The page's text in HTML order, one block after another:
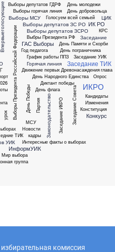
Впервыеголосующие Выборы МСУ
Выборы Президента Российской Федерации
Выборы горячая линия
Выборы депутатов ГДРФ
Выборы депутатов ЗС РО
Выборы депутатов ЗСРО
Выбры Президента РФ
ГАС Выборы
Год педагога
Голосуем всей семьей
Горячая линия
График работы ППЗ
Движение первых
День Народного Единства
День Памяти и Скорби
День Победы
День добровольца
День молодежи
День пограничника
День флага
Диктант победы
УИК
Древонасаждения
Законодательство
Заседание
Заседание ТИК
Заседание ИКРО Заседание Совета
Заседание УИК
ТИК
ИК РО
ИКРО
Изменения
Интересные факты о выборах
ИнформУИК
группа
КРС
Кандидаты
Конкурс
Конституция
МСУ
Мир выбора
Новости
Опрос
Партия
ЦИК
глава
кадры
урок
комиссия